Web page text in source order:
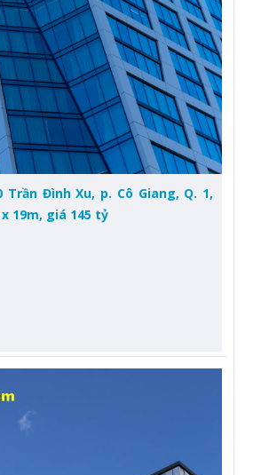
Trần Đình Xu, p. Cô Giang, Q. 1,
x 19m, giá 145 tỷ